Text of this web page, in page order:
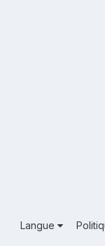
Langue